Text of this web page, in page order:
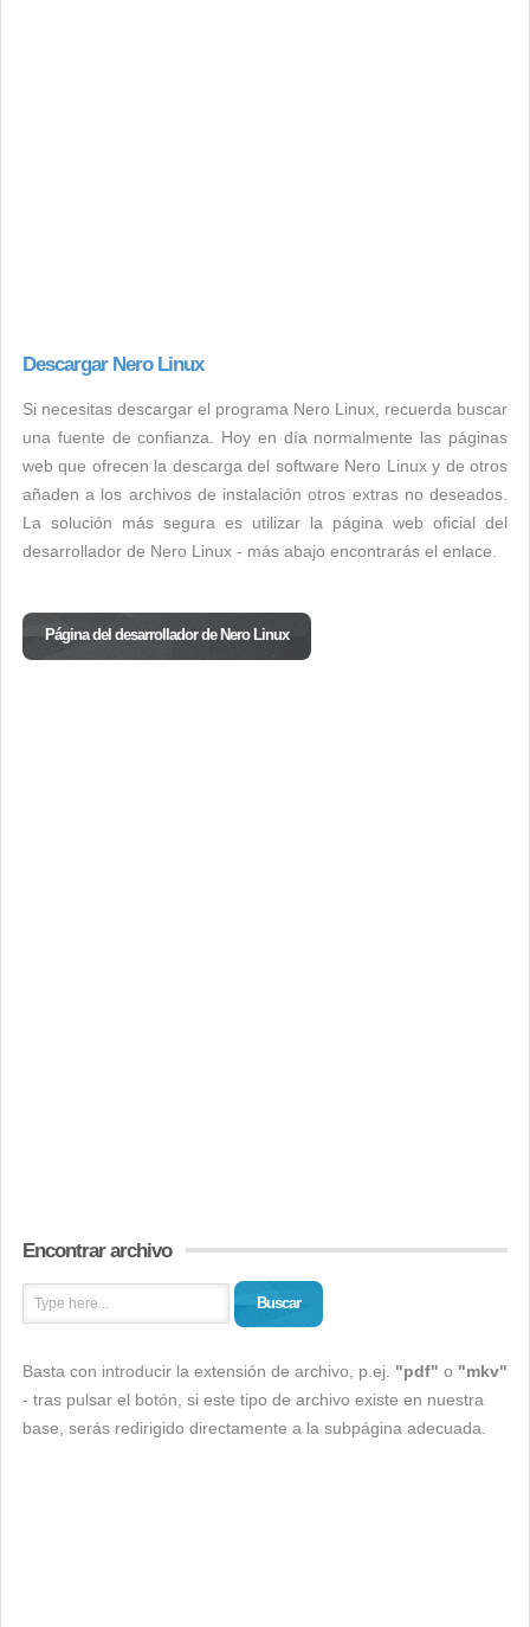
Descargar Nero Linux
Si necesitas descargar el programa Nero Linux, recuerda buscar
una fuente de confianza. Hoy en día normalmente las páginas
web que ofrecen la descarga del software Nero Linux y de otros
añaden a los archivos de instalación otros extras no deseados.
La solución más segura es utilizar la página web oficial del
desarrollador de Nero Linux - más abajo encontrarás el enlace.
Página del desarrollador de Nero Linux
Encontrar archivo
Buscar
Basta con introducir la extensión de archivo, p.ej. "pdf" o "mkv"
- tras pulsar el botón, si este tipo de archivo existe en nuestra
base, serás redirigido directamente a la subpágina adecuada.